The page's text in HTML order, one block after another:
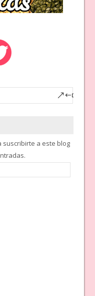
a este blog